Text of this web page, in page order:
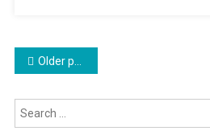
Posts navigation
Older posts